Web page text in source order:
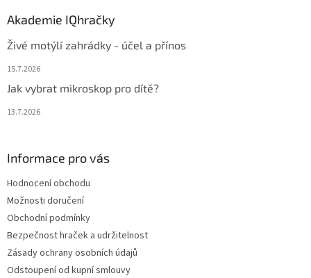
Akademie IQhračky
Živé motýlí zahrádky - účel a přínos
15.7.2026
Jak vybrat mikroskop pro dítě?
13.7.2026
Informace pro vás
Hodnocení obchodu
Možnosti doručení
Obchodní podmínky
Bezpečnost hraček a udržitelnost
Zásady ochrany osobních údajů
Odstoupení od kupní smlouvy